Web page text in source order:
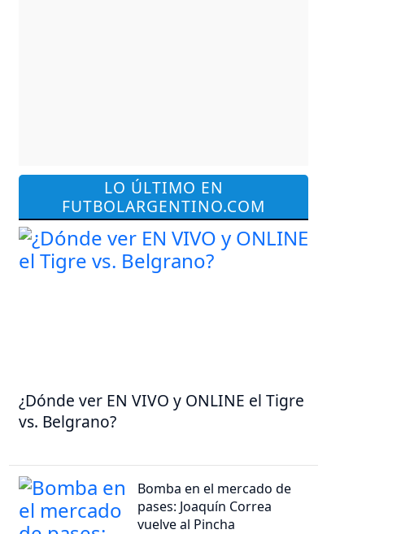
LO ÚLTIMO EN
FUTBOLARGENTINO.COM
¿Dónde ver EN VIVO y ONLINE el Tigre
vs. Belgrano?
Bomba en el mercado de
pases: Joaquín Correa
vuelve al Pincha